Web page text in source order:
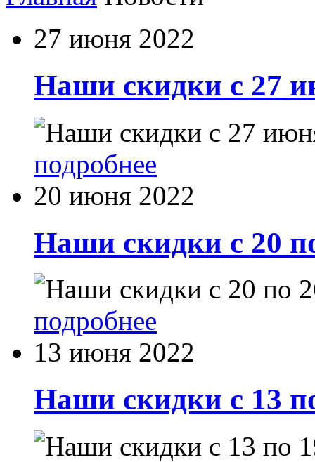
27 июня 2022
Наши скидки с 27
подробнее
20 июня 2022
Наши скидки с 20
подробнее
13 июня 2022
Наши скидки с 13